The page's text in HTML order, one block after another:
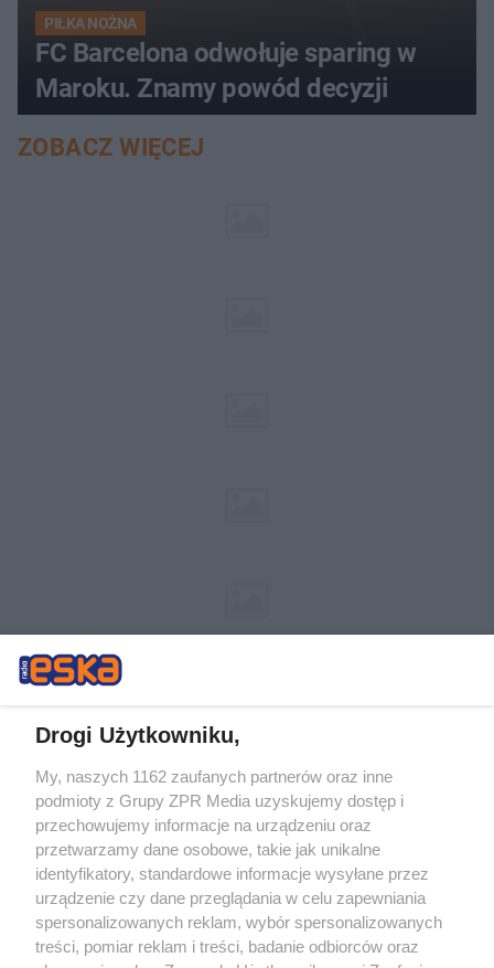
PIŁKA NOŻNA
FC Barcelona odwołuje sparing w
Maroku. Znamy powód decyzji
ZOBACZ WIĘCEJ
Żaden utwór zamieszczony w serwisie nie może być powielany i
rozpowszechniany lub dalej rozpowszechniany w jakikolwiek sposób (w
tym także elektroniczny lub mechaniczny) na jakimkolwiek polu
eksploatacji w jakiejkolwiek formie, włącznie z umieszczaniem w
Internecie bez pisemnej zgody właściciela praw. Jakiekolwiek użycie lub
wykorzystanie utworów w całości lub w części z naruszeniem prawa,
tzn. bez właściwej zgody, jest zabronione pod groźbą kary i może być
ścigane prawnie.
Drogi Użytkowniku,
My, naszych 1162 zaufanych partnerów oraz inne
podmioty z Grupy ZPR Media uzyskujemy dostęp i
przechowujemy informacje na urządzeniu oraz
przetwarzamy dane osobowe, takie jak unikalne
identyfikatory, standardowe informacje wysyłane przez
urządzenie czy dane przeglądania w celu zapewniania
spersonalizowanych reklam, wybór spersonalizowanych
treści, pomiar reklam i treści, badanie odbiorców oraz